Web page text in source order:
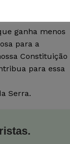
representa um
ganha menos
para a
Constituição
para essa
Serra.